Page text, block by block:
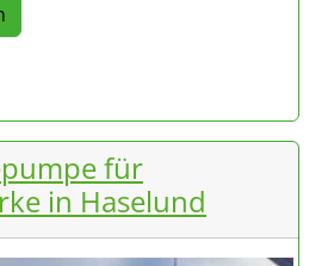
für
in Haselund